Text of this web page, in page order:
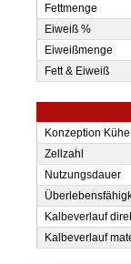
Fettmenge
Eiweiß %
Eiweißmenge
Fett & Eiweiß
Kon­zep­tion Kühe
Zellzahl
Nutzungs­dauer
Kalbe­verlauf
Kalbe­verlauf